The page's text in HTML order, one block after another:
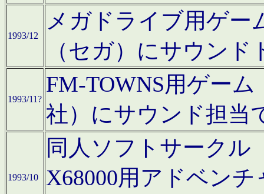
1993/12
メガドライブ用ゲー
（セガ）にサウン
1993/11?
FM-TOWNS用ゲー
社）にサウンド担当
1993/10
同人ソフトサークル
X68000用アドベン